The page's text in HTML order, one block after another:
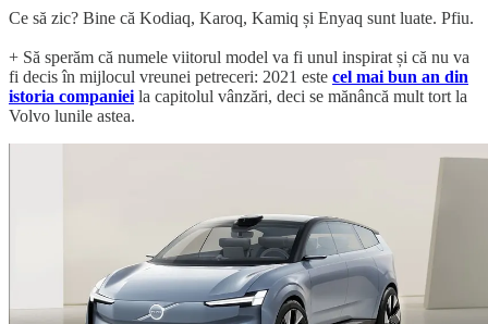
Ce să zic? Bine că Kodiaq, Karoq, Kamiq și Enyaq sunt luate. Pfiu.
+ Să sperăm că numele viitorul model va fi unul inspirat și că nu va
fi decis în mijlocul vreunei petreceri: 2021 este cel mai bun an din
istoria companiei la capitolul vânzări, deci se mănâncă mult tort la
Volvo lunile astea.